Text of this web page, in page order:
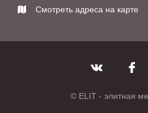
Смотреть адреса на карте
© ELIT - элитная